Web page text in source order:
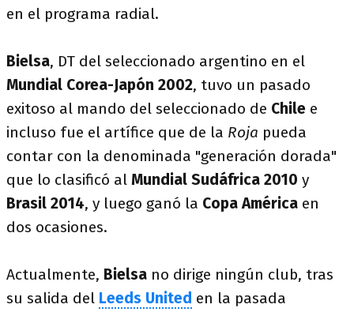
en el programa radial.
Bielsa, DT del seleccionado argentino en el
Mundial Corea-Japón 2002, tuvo un pasado
exitoso al mando del seleccionado de Chile e
incluso fue el artífice que de la Roja pueda
contar con la denominada "generación dorada"
que lo clasificó al Mundial Sudáfrica 2010 y
Brasil 2014, y luego ganó la Copa América en
dos ocasiones.
Actualmente, Bielsa no dirige ningún club, tras
su salida del Leeds United en la pasada